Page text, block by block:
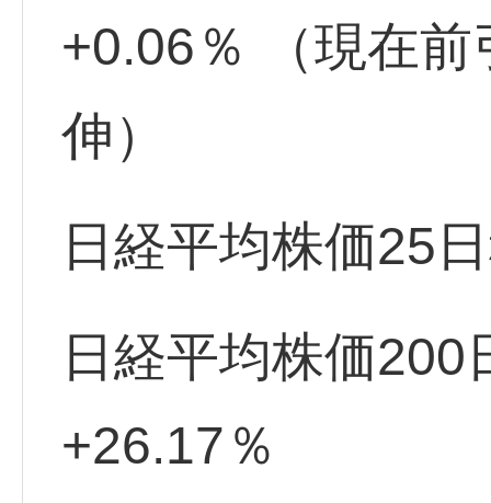
+0.06％ （現在
伸）
日経平均株価25
日経平均株価
+26.17％